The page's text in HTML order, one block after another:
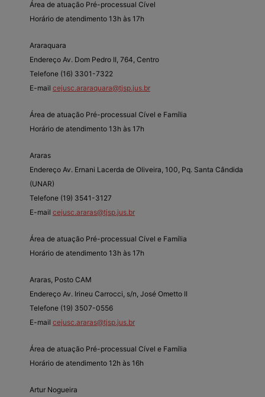
Área de atuação Pré-processual Cível
Horário de atendimento 13h às 17h
Araraquara
Endereço Av. Dom Pedro II, 764, Centro
Telefone (16) 3301-7322
E-mail cejusc.araraquara@tjsp.jus.br
Área de atuação Pré-processual Cível e Família
Horário de atendimento 13h às 17h
Araras
Endereço Av. Ernani Lacerda de Oliveira, 100, Pq. Santa Cândida
(UNAR)
Telefone (19) 3541-3127
E-mail cejusc.araras@tjsp.jus.br
Área de atuação Pré-processual Cível e Família
Horário de atendimento 13h às 17h
Araras, Posto CAM
Endereço Av. Irineu Carrocci, s/n, José Ometto II
Telefone (19) 3507-0556
E-mail cejusc.araras@tjsp.jus.br
Área de atuação Pré-processual Cível e Família
Horário de atendimento 12h às 16h
Artur Nogueira